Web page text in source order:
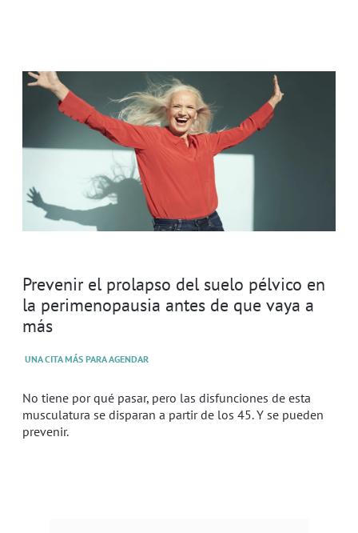
Prevenir el prolapso del suelo pélvico en
la perimenopausia antes de que vaya a
más
UNA CITA MÁS PARA AGENDAR
No tiene por qué pasar, pero las disfunciones de esta
musculatura se disparan a partir de los 45. Y se pueden
prevenir.